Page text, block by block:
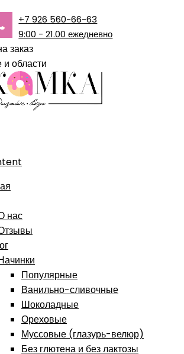
+7 926 560-66-63
9:00 - 21.00 ежедневно
заказ
области
нас
Популярные
Ванильно-сливочные
Шоколадные
Ореховые
Муссовые (глазурь-велюр)
Без глютена и без лактозы